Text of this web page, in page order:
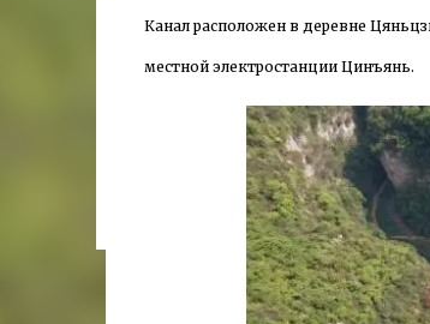
Бумажные скульптуры
дата:октября 14, 2022
Канал расположен в деревне
местной электростанции Цинъянь.